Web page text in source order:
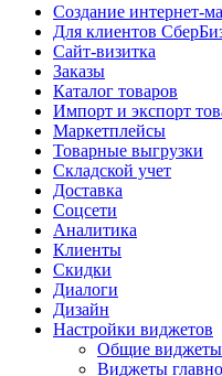
Создание интернет-
Для клиентов
Сайт-визитка
Заказы
Каталог товаров
Импорт и экспорт
Маркетплейсы
Товарные выгрузки
Складской учет
Доставка
Соцсети
Аналитика
Клиенты
Скидки
Диалоги
Дизайн
Настройки виджетов
Общие виджеты
Виджеты